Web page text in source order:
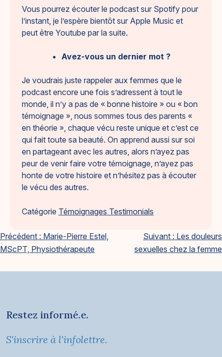
Vous pourrez écouter le podcast sur Spotify pour
l’instant, je l’espère bientôt sur Apple Music et
peut être Youtube par la suite.
Avez-vous un dernier mot ?
Je voudrais juste rappeler aux femmes que le
podcast encore une fois s’adressent à tout le
monde, il n’y a pas de « bonne histoire » ou « bon
témoignage », nous sommes tous des parents «
en théorie », chaque vécu reste unique et c’est ce
qui fait toute sa beauté. On apprend aussi sur soi
en partageant avec les autres, alors n’ayez pas
peur de venir faire votre témoignage, n’ayez pas
honte de votre histoire et n’hésitez pas à écouter
le vécu des autres.
Catégorie Témoignages Testimonials
Navigation
de
l'article
Précédent : Marie-Pierre Estel,
MScPT, Physiothérapeute
Suivant : Les douleurs
sexuelles chez la femme
Restez informé.e.
S'inscrire à l'infolettre.